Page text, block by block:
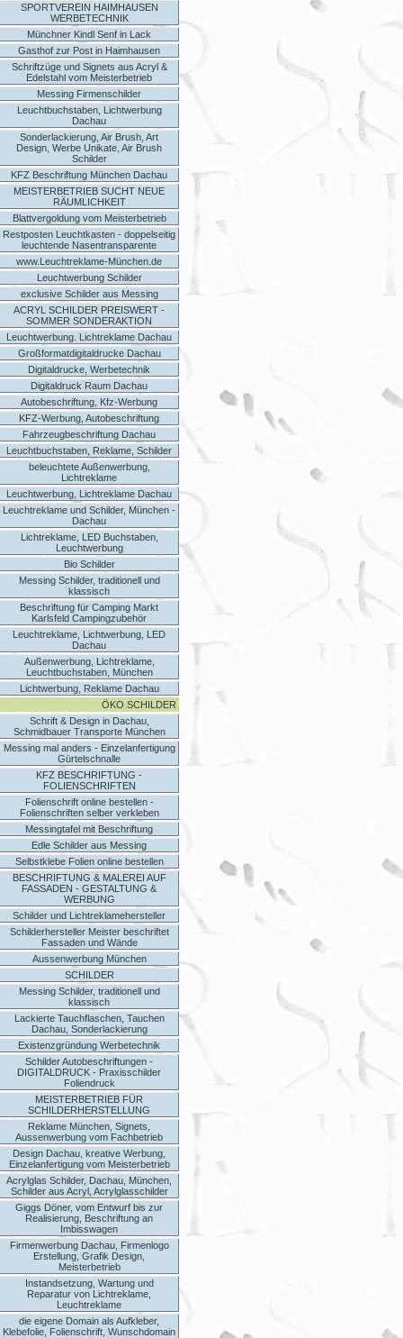
SPORTVEREIN HAIMHAUSEN
WERBETECHNIK
Münchner Kindl Senf in Lack
Gasthof zur Post in Haimhausen
Schriftzüge und Signets aus Acryl &
Edelstahl vom Meisterbetrieb
Messing Firmenschilder
Leuchtbuchstaben, Lichtwerbung
Dachau
Sonderlackierung, Air Brush, Art
Design, Werbe Unikate, Air Brush
Schilder
KFZ Beschriftung München Dachau
MEISTERBETRIEB SUCHT NEUE
RÄUMLICHKEIT
Blattvergoldung vom Meisterbetrieb
Restposten Leuchtkasten - doppelseitig
leuchtende Nasentransparente
www.Leuchtreklame-München.de
Leuchtwerbung Schilder
exclusive Schilder aus Messing
ACRYL SCHILDER PREISWERT -
SOMMER SONDERAKTION
Leuchtwerbung. Lichtreklame Dachau
Großformatdigitaldrucke Dachau
Digitaldrucke, Werbetechnik
Digitaldruck Raum Dachau
Autobeschriftung, Kfz-Werbung
KFZ-Werbung, Autobeschriftung
Fahrzeugbeschriftung Dachau
Leuchtbuchstaben, Reklame, Schilder
beleuchtete Außenwerbung,
Lichtreklame
Leuchtwerbung, Lichtreklame Dachau
Leuchtreklame und Schilder, München -
Dachau
Lichtreklame, LED Buchstaben,
Leuchtwerbung
Bio Schilder
Messing Schilder, traditionell und
klassisch
Beschriftung für Camping Markt
Karlsfeld Campingzubehör
Leuchtreklame, Lichtwerbung, LED
Dachau
Außenwerbung, Lichtreklame,
Leuchtbuchstaben, München
Lichtwerbung, Reklame Dachau
ÖKO SCHILDER
Schrift & Design in Dachau,
Schmidbauer Transporte München
Messing mal anders - Einzelanfertigung
Gürtelschnalle
KFZ BESCHRIFTUNG -
FOLIENSCHRIFTEN
Folienschrift online bestellen -
Folienschriften selber verkleben
Messingtafel mit Beschriftung
Edle Schilder aus Messing
Selbstklebe Folien online bestellen
BESCHRIFTUNG & MALEREI AUF
FASSADEN - GESTALTUNG &
WERBUNG
Schilder und Lichtreklamehersteller
Schilderhersteller Meister beschriftet
Fassaden und Wände
Aussenwerbung München
SCHILDER
Messing Schilder, traditionell und
klassisch
Lackierte Tauchflaschen, Tauchen
Dachau, Sonderlackierung
Existenzgründung Werbetechnik
Schilder Autobeschriftungen -
DIGITALDRUCK - Praxisschilder
Foliendruck
MEISTERBETRIEB FÜR
SCHILDERHERSTELLUNG
Reklame München, Signets,
Aussenwerbung vom Fachbetrieb
Design Dachau, kreative Werbung,
Einzelanfertigung vom Meisterbetrieb
Acrylglas Schilder, Dachau, München,
Schilder aus Acryl, Acrylglasschilder
Giggs Döner, vom Entwurf bis zur
Realisierung, Beschriftung an
Imbisswagen
Firmenwerbung Dachau, Firmenlogo
Erstellung, Grafik Design,
Meisterbetrieb
Instandsetzung, Wartung und
Reparatur von Lichtreklame,
Leuchtreklame
die eigene Domain als Aufkleber,
Klebefolie, Folienschrift, Wunschdomain